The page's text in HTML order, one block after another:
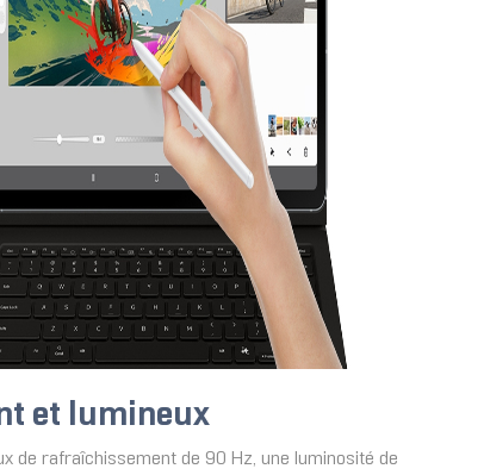
et lumineux
de rafraîchissement de 90 Hz, une luminosité de